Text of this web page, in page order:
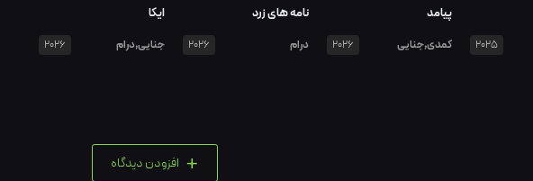
2025
پیامد
کمدی,جنایی 2026
نامه های زرد
درام 2026
ایکا
جنایی,درام 2026
+ افزودن دیدگاه